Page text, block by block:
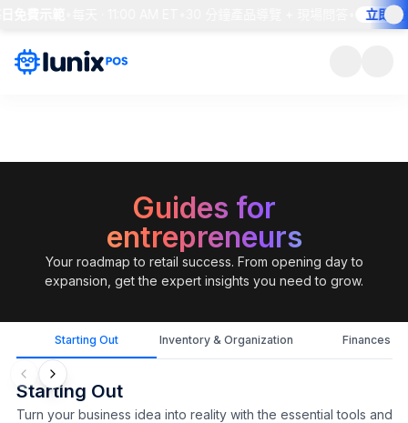
立即預
Guides for
entrepreneurs
Your roadmap to retail success. From opening day to
expansion, get the expert insights you need to grow.
Starting Out Inventory & Organization Finances
Starting Out
Turn your business idea into reality with the essential tools and